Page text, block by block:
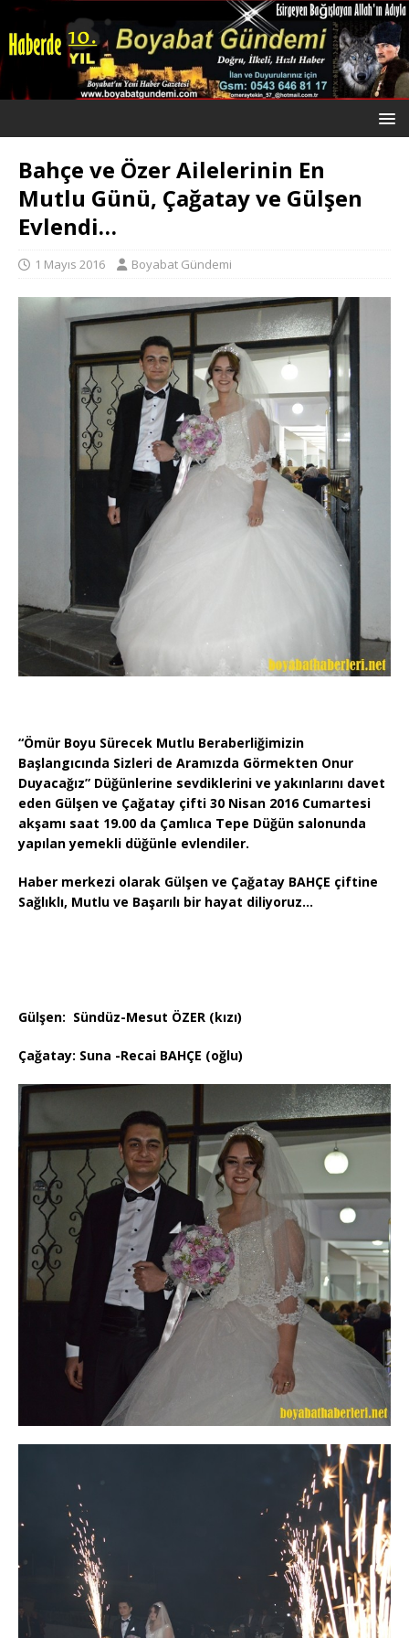
Bahçe ve Özer Ailelerinin En
Mutlu Günü, Çağatay ve Gülşen
Evlendi…
1 Mayıs 2016 Boyabat Gündemi
“Ömür Boyu Sürecek Mutlu Beraberliğimizin
Başlangıcında Sizleri de Aramızda Görmekten Onur
Duyacağız” Düğünlerine sevdiklerini ve yakınlarını davet
eden Gülşen ve Çağatay çifti 30 Nisan 2016 Cumartesi
akşamı saat 19.00 da Çamlıca Tepe Düğün salonunda
yapılan yemekli düğünle evlendiler.
Haber merkezi olarak Gülşen ve Çağatay BAHÇE çiftine
Sağlıklı, Mutlu ve Başarılı bir hayat diliyoruz…
Gülşen: Sündüz-Mesut ÖZER (kızı)
Çağatay: Suna -Recai BAHÇE (oğlu)